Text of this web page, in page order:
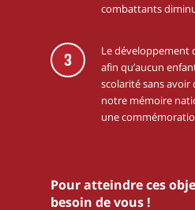
combattants
3
Le développement
afin qu’aucun
scolarité sans
notre mémoire
une
Pour atteindre ces
besoin de vous !